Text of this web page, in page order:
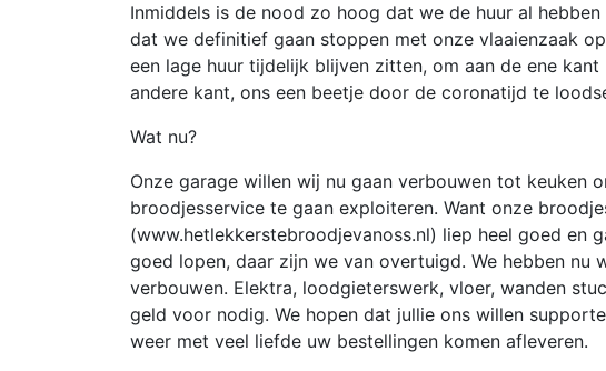
Inmiddels is de nood zo hoog dat we de huur al
dat we definitief gaan stoppen met onze vlaaienzaak
een lage huur tijdelijk blijven zitten, om aan de ene
andere kant, ons een beetje door de coronatijd te
Wat nu?
Onze garage willen wij nu gaan verbouwen tot keuken
broodjesservice te gaan exploiteren. Want onze
(www.hetlekkerstebroodjevanoss.nl) liep heel goed en
goed lopen, daar zijn we van overtuigd. We hebben nu
verbouwen. Elektra, loodgieterswerk, vloer, wanden
geld voor nodig. We hopen dat jullie ons willen
weer met veel liefde uw bestellingen komen afleveren.